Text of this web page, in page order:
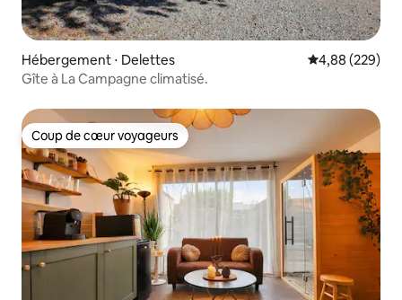
Hébergement ⋅ Delettes Évaluation
4,88 (229)
Gîte à La Campagne climatisé.
Coup de cœur voyageurs
Coup de cœur voyageurs